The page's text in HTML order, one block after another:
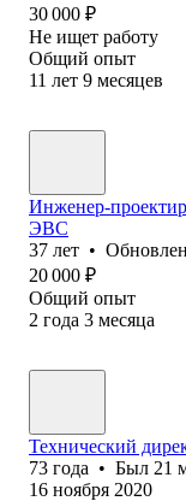
30 000 ₽
Не ищет работу
Общий опыт
11 лет 9 месяцев
Инженер-
ЭВС
37 лет •
20 000 ₽
Общий опыт
2 года 3 месяца
Технический
73 года • Был 21
16 ноября 2020